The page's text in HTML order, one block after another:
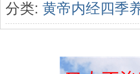
分类: 黄帝内经四季